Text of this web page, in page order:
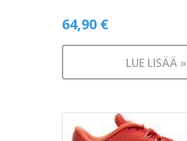
64,90 €
LUE LISÄÄ »